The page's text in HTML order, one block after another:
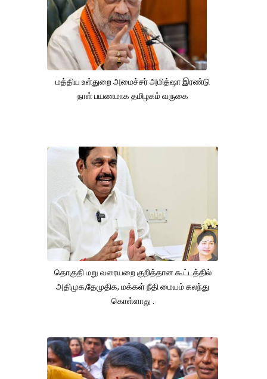
மத்திய உள்துறை அமைச்சர் அமித்ஷா இரண்டு
நாள் பயணமாக தமிழகம் வருகை
தொகுதி மறு வரையறை குறித்தான கூட்டத்தில்
அதிமுக,தேமுதிக, மக்கள் நீதி மையம் கலந்து
கொள்ளாது .